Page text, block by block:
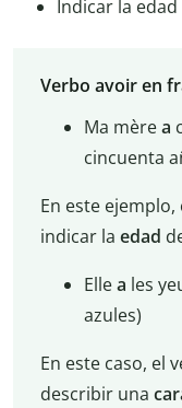
Indicar la
Verbo avoir en
Ma mèrea
cincuenta
En este ejemplo,
indicar la edad
Ellea les
azules)
En este caso, el
describir una